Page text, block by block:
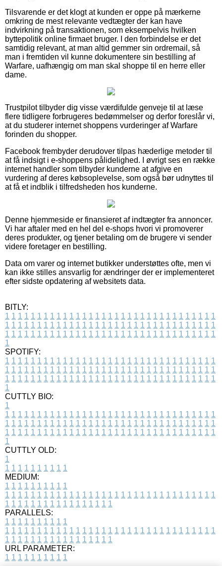
Tilsvarende er det klogt at kunden er oppe på mærkerne
omkring de mest relevante vedtægter der kan have
indvirkning på transaktionen, som eksempelvis hvilken
byttepolitik online firmaet bruger. I den forbindelse er det
samtidig relevant, at man altid gemmer sin ordremail, så
man i fremtiden vil kunne dokumentere sin bestilling af
Warfare, uafhængig om man skal shoppe til en herre eller
dame.
Trustpilot tilbyder dig visse værdifulde genveje til at læse
flere tidligere forbrugeres bedømmelser og derfor foreslår vi,
at du studerer internet shoppens vurderinger af Warfare
forinden du shopper.
Facebook frembyder derudover tilpas hæderlige metoder til
at få indsigt i e-shoppens pålidelighed. I øvrigt ses en række
internet handler som tilbyder kunderne at afgive en
vurdering af deres købsoplevelse, som også bør udnyttes til
at få et indblik i tilfredsheden hos kunderne.
Denne hjemmeside er finansieret af indtægter fra annoncer.
Vi har aftaler med en hel del e-shops hvori vi promoverer
deres produkter, og tjener betaling om de brugere vi sender
videre foretager en bestilling.
Data om varer og internet butikker understøttes ofte, men vi
kan ikke stilles ansvarlig for ændringer der er implementeret
efter sidste opdatering af websitets data.
BITLY:
1 1 1 1 1 1 1 1 1 1 1 1 1 1 1 1 1 1 1 1 1 1 1 1 1 1 1 1 1 1 1 1 1
1 1 1 1 1 1 1 1 1 1 1 1 1 1 1 1 1 1 1 1 1 1 1 1 1 1 1 1 1 1 1 1 1
1 1 1 1 1 1 1 1 1 1 1 1 1 1 1 1 1 1 1 1 1 1 1 1 1 1 1 1 1 1 1 1 1
1
SPOTIFY:
1 1 1 1 1 1 1 1 1 1 1 1 1 1 1 1 1 1 1 1 1 1 1 1 1 1 1 1 1 1 1 1 1
1 1 1 1 1 1 1 1 1 1 1 1 1 1 1 1 1 1 1 1 1 1 1 1 1 1 1 1 1 1 1 1 1
1 1 1 1 1 1 1 1 1 1 1 1 1 1 1 1 1 1 1 1 1 1 1 1 1 1 1 1 1 1 1 1 1
1
CUTTLY BIO:
1
1 1 1 1 1 1 1 1 1 1 1 1 1 1 1 1 1 1 1 1 1 1 1 1 1 1 1 1 1 1 1 1 1
1 1 1 1 1 1 1 1 1 1 1 1 1 1 1 1 1 1 1 1 1 1 1 1 1 1 1 1 1 1 1 1 1
1 1 1 1 1 1 1 1 1 1 1 1 1 1 1 1 1 1 1 1 1 1 1 1 1 1 1 1 1 1 1 1 1
1
CUTTLY OLD:
1
1 1 1 1 1 1 1 1 1 1
MEDIUM:
1 1 1 1 1 1 1 1 1 1
1 1 1 1 1 1 1 1 1 1 1 1 1 1 1 1 1 1 1 1 1 1 1 1 1 1 1 1 1 1 1 1 1
1 1 1 1 1 1 1 1 1 1 1 1 1 1 1 1 1
PARALLELS:
1 1 1 1 1 1 1 1 1 1
1 1 1 1 1 1 1 1 1 1 1 1 1 1 1 1 1 1 1 1 1 1 1 1 1 1 1 1 1 1 1 1 1
1 1 1 1 1 1 1 1 1 1 1 1 1 1 1 1 1
URL PARAMETER:
1 1 1 1 1 1 1 1 1 1